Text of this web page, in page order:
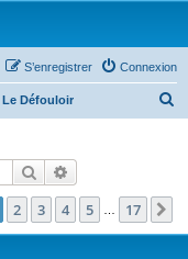
Connexion
S’enregistrer
Le Défouloir
Rechercher
1sur17
2 3 4 5 17